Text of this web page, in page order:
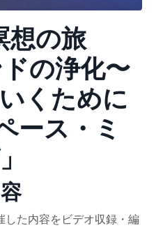
想の旅
の浄化〜
くために
ース・ミ
した内容をビデオ収録・編